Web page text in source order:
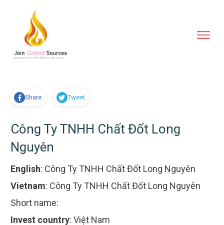
Share Tweet
Công Ty TNHH Chất Đốt Long
Nguyên
English: Công Ty TNHH Chất Đốt Long Nguyên
Vietnam: Công Ty TNHH Chất Đốt Long Nguyên
Short name:
Invest country: Việt Nam